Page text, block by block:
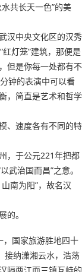
共长天一色”的美
汉中央文化区的汉秀
灯笼”建筑，那便是
但是你每一处都有不
钟的表演中可以看
，简直是艺术和哲学
、速度各有不同的特
，于公元221年把都
武治国而昌”之意。
南为阳”，故名汉
的。
，国家旅游胜地四十
接纳潇湘云水，浩荡